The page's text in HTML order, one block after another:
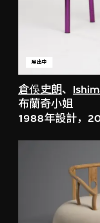
倉俁史朗、
展出中
布蘭奇小姐
1988年設計，